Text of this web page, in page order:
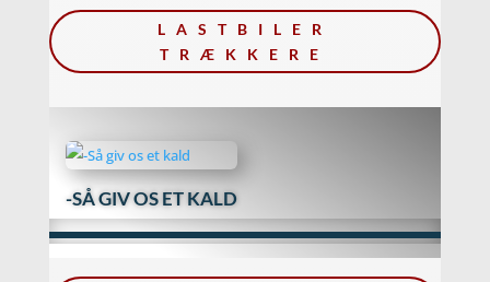
LASTBILER
TRÆKKERE
-SÅ GIV OS ET KALD